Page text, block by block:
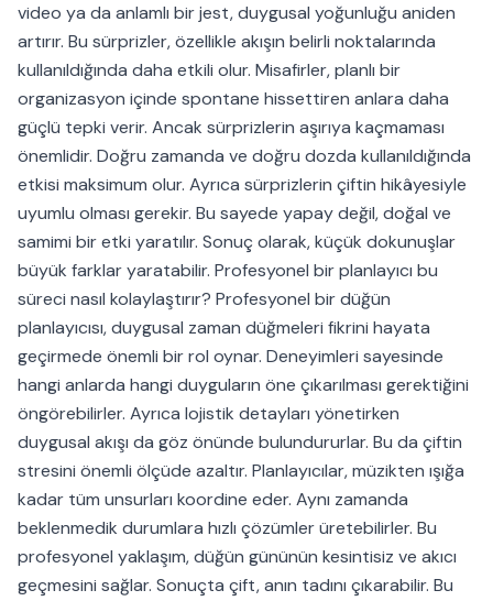
video ya da anlamlı bir jest, duygusal yoğunluğu aniden
artırır. Bu sürprizler, özellikle akışın belirli noktalarında
kullanıldığında daha etkili olur. Misafirler, planlı bir
organizasyon içinde spontane hissettiren anlara daha
güçlü tepki verir. Ancak sürprizlerin aşırıya kaçmaması
önemlidir. Doğru zamanda ve doğru dozda kullanıldığında
etkisi maksimum olur. Ayrıca sürprizlerin çiftin hikâyesiyle
uyumlu olması gerekir. Bu sayede yapay değil, doğal ve
samimi bir etki yaratılır. Sonuç olarak, küçük dokunuşlar
büyük farklar yaratabilir. Profesyonel bir planlayıcı bu
süreci nasıl kolaylaştırır? Profesyonel bir düğün
planlayıcısı, duygusal zaman düğmeleri fikrini hayata
geçirmede önemli bir rol oynar. Deneyimleri sayesinde
hangi anlarda hangi duyguların öne çıkarılması gerektiğini
öngörebilirler. Ayrıca lojistik detayları yönetirken
duygusal akışı da göz önünde bulundururlar. Bu da çiftin
stresini önemli ölçüde azaltır. Planlayıcılar, müzikten ışığa
kadar tüm unsurları koordine eder. Aynı zamanda
beklenmedik durumlara hızlı çözümler üretebilirler. Bu
profesyonel yaklaşım, düğün gününün kesintisiz ve akıcı
geçmesini sağlar. Sonuçta çift, anın tadını çıkarabilir. Bu